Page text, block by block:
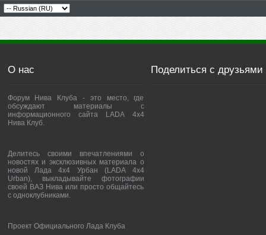
О нас
Форум Нива Клуба - это место, где
обсуждают материалы с
информационного сайта LADA 4x4
Нива Клуб.
Делитесь своими впечатлениями о
новостях и эксклюзивных материала о
новой Лада 4х4 Урбан (LADA 4x4
Urban), выкладывайте фотографии
своей ВАЗ Нива или просто общайтесь
с одноклубниками.
Проект Официального Лада Клуба
Поделиться с друзьями